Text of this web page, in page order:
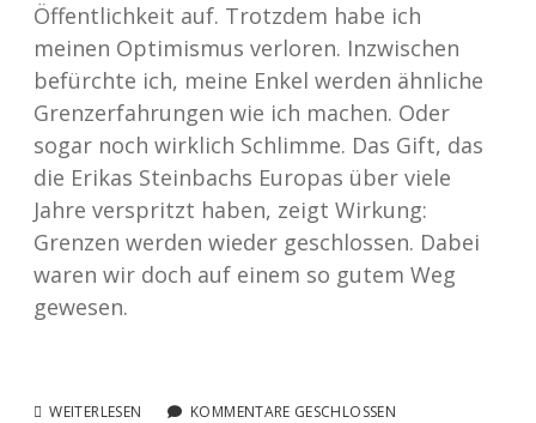
Öffentlichkeit auf. Trotzdem habe ich
meinen Optimismus verloren. Inzwischen
befürchte ich, meine Enkel werden ähnliche
Grenzerfahrungen wie ich machen. Oder
sogar noch wirklich Schlimme. Das Gift, das
die Erikas Steinbachs Europas über viele
Jahre verspritzt haben, zeigt Wirkung:
Grenzen werden wieder geschlossen. Dabei
waren wir doch auf einem so gutem Weg
gewesen.
WEITERLESEN GRENZERFAHRUNGEN
KOMMENTARE GESCHLOSSEN